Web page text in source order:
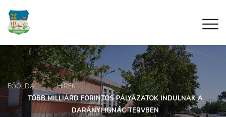
FŐOLDAL
HÍREK
TÖBB MILLIÁRD FORINTOS PÁLYÁZATOK INDULNAK A
DARÁNYI IGNÁC TERVBEN